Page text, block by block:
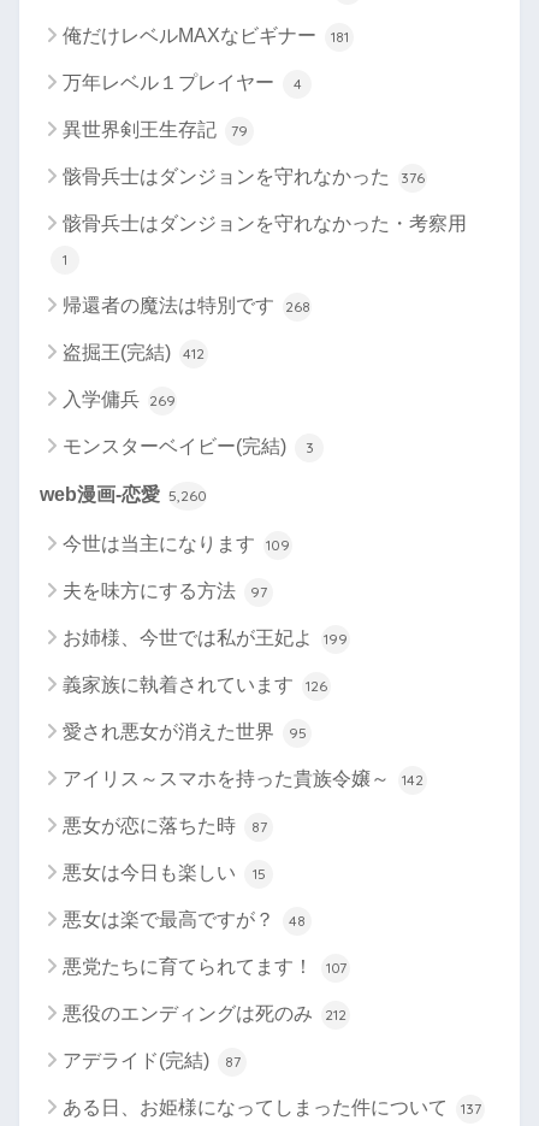
俺だけレベルMAXなビギナー 181
万年レベル１プレイヤー 4
異世界剣王生存記 79
骸骨兵士はダンジョンを守れなかった 376
骸骨兵士はダンジョンを守れなかった・考察用
1
帰還者の魔法は特別です 268
盗掘王(完結) 412
入学傭兵 269
モンスターベイビー(完結) 3
web漫画-恋愛 5,260
今世は当主になります 109
夫を味方にする方法 97
お姉様、今世では私が王妃よ 199
義家族に執着されています 126
愛され悪女が消えた世界 95
アイリス～スマホを持った貴族令嬢～ 142
悪女が恋に落ちた時 87
悪女は今日も楽しい 15
悪女は楽で最高ですが？ 48
悪党たちに育てられてます！ 107
悪役のエンディングは死のみ 212
アデライド(完結) 87
ある日、お姫様になってしまった件について 137